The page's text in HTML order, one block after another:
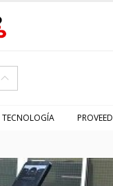
TECNOLOGÍA